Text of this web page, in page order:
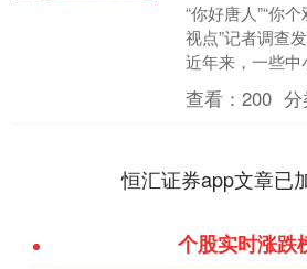
“你好唐人”“你
视点”记者调查
近年来，一些
网梗；然而，
和暴力等....
查看：200 分
恒汇证券app文章已
个股实时涨跌